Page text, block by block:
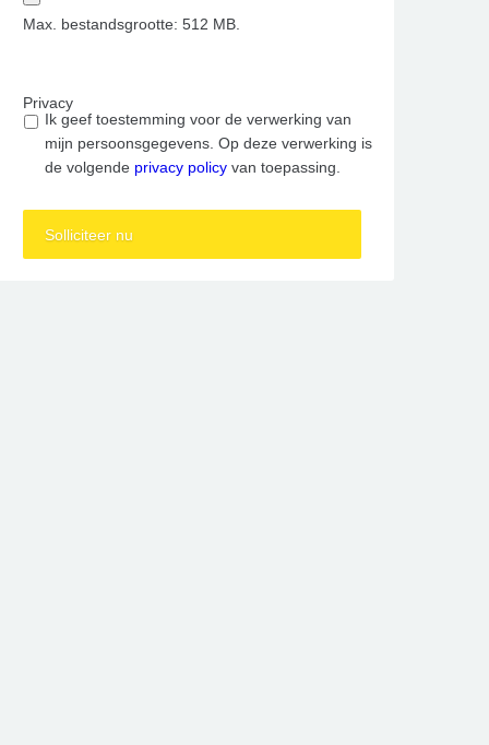
Max. bestandsgrootte: 512 MB.
Privacy
Ik geef toestemming voor de verwerking van
mijn persoonsgegevens. Op deze verwerking is
de volgende privacy policy van toepassing.